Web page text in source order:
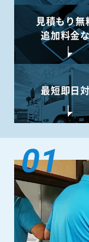
見積もり無
追加料金
最短即日